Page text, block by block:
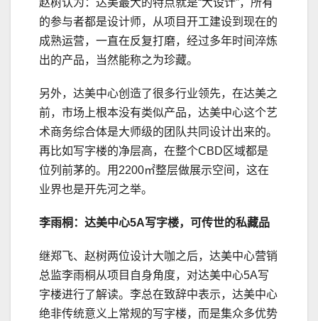
赵树认为：达美最大的特点就是“大设计”，所有
的参与者都是设计师，从项目开工建设到现在的
成熟运营，一直在反复打磨，经过多年时间淬炼
出的产品，当然能称之为珍藏。
另外，达美中心创造了很多行业领先，在达美之
前，市场上根本没有类似产品，达美中心这个艺
术商务综合体是大师级的团队共同设计出来的。
再比如写字楼的净层高，在整个CBD区域都是
位列前茅的。用2200㎡整层做展示空间，这在
业界也是开先河之举。
李雨桐：达美中心5A写字楼，可传世的私藏品
继郑飞、赵树两位设计大咖之后，达美中心营销
总监李雨桐从项目自身角度，对达美中心5A写
字楼进行了解读。李总在致辞中表示，达美中心
绝非传统意义上常规的写字楼，而是集众多优势